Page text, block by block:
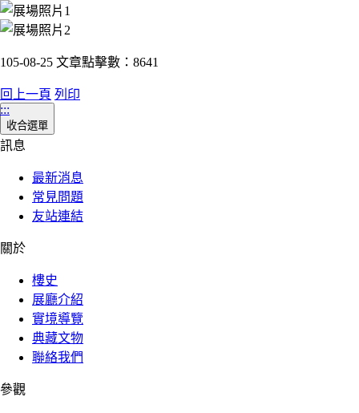
105-08-25 文章點擊數：8641
回上一頁 列印
:::
收合選單
訊息
最新消息
常見問題
友站連結
關於
樓史
展廳介紹
實境導覽
典藏文物
聯絡我們
參觀